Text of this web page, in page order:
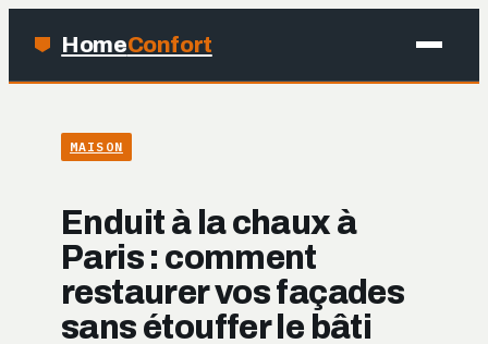
HomeConfort
DÉCO
MAISON
Enduit à la chaux à
Paris : comment
restaurer vos façades
sans étouffer le bâti